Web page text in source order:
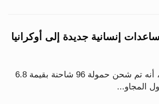
مساعدات إنسانية جديدة إلى أوكرانيا
أكد وزير داخلية النمسا جيرهارد كارنر، أنه تم شحن حمولة 96 شاحنة بقيمة 6.8
المجاو...